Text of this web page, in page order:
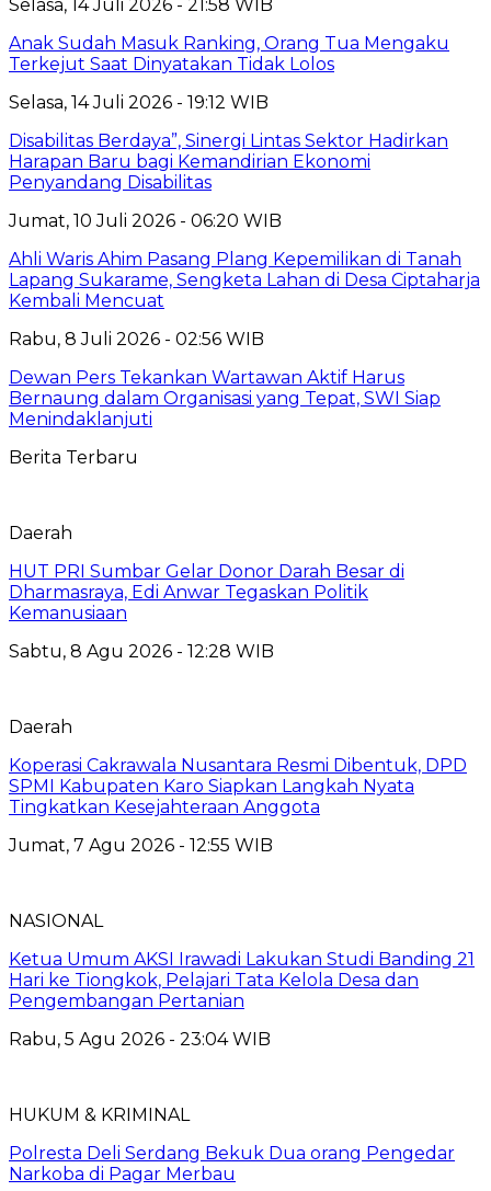
Selasa, 14 Juli 2026 - 21:58 WIB
Anak Sudah Masuk Ranking, Orang Tua Mengaku
Terkejut Saat Dinyatakan Tidak Lolos
Selasa, 14 Juli 2026 - 19:12 WIB
Disabilitas Berdaya”, Sinergi Lintas Sektor Hadirkan
Harapan Baru bagi Kemandirian Ekonomi
Penyandang Disabilitas
Jumat, 10 Juli 2026 - 06:20 WIB
Ahli Waris Ahim Pasang Plang Kepemilikan di Tanah
Lapang Sukarame, Sengketa Lahan di Desa Ciptaharja
Kembali Mencuat
Rabu, 8 Juli 2026 - 02:56 WIB
Dewan Pers Tekankan Wartawan Aktif Harus
Bernaung dalam Organisasi yang Tepat, SWI Siap
Menindaklanjuti
Berita Terbaru
Daerah
HUT PRI Sumbar Gelar Donor Darah Besar di
Dharmasraya, Edi Anwar Tegaskan Politik
Kemanusiaan
Sabtu, 8 Agu 2026 - 12:28 WIB
Daerah
Koperasi Cakrawala Nusantara Resmi Dibentuk, DPD
SPMI Kabupaten Karo Siapkan Langkah Nyata
Tingkatkan Kesejahteraan Anggota
Jumat, 7 Agu 2026 - 12:55 WIB
NASIONAL
Ketua Umum AKSI Irawadi Lakukan Studi Banding 21
Hari ke Tiongkok, Pelajari Tata Kelola Desa dan
Pengembangan Pertanian
Rabu, 5 Agu 2026 - 23:04 WIB
HUKUM & KRIMINAL
Polresta Deli Serdang Bekuk Dua orang Pengedar
Narkoba di Pagar Merbau